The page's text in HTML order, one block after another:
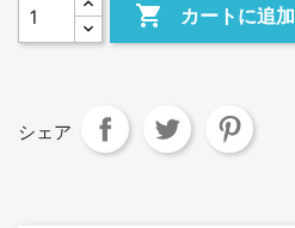
 カートに追加
シェア